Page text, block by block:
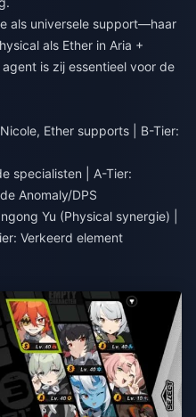
als universele support—haar
als Ether in Aria +
is zij essentieel voor de
Ether supports | B-Tier:
specialisten | A-Tier:
Anomaly/DPS
Yu (Physical synergie) |
Verkeerd element